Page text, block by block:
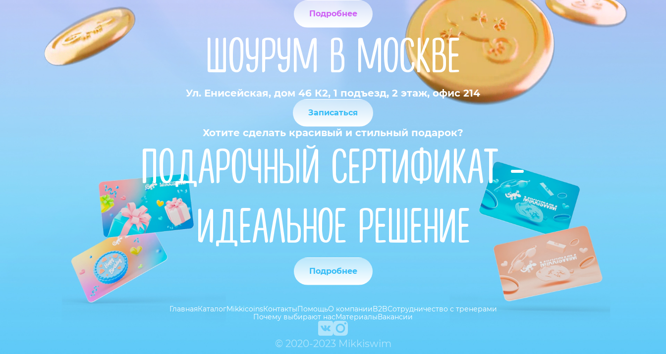
Подробнее
ШОУРУМ В МОСКВЕ
Ул. Енисейская, дом 46 К2, 1 подъезд, 2 этаж, офис 214
Записаться
Хотите сделать красивый и стильный подарок?
ПОДАРОЧНЫЙ СЕРТИФИКАТ -
ИДЕАЛЬНОЕ РЕШЕНИЕ
Подробнее
ГлавнаяКаталогMikkicoinsКонтактыПомощьО компанииB2BСотрудничество с тренерами
Почему выбирают насМатериалыВакансии
© 2020-2023 Mikkiswim